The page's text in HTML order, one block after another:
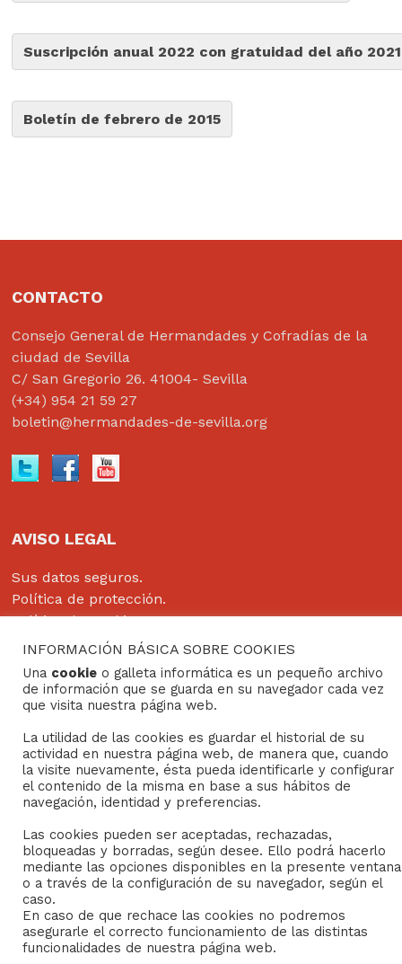
Suscripción anual 2022 con gratuidad del año
Boletín de febrero de 2015
CONTACTO
Consejo General de Hermandades y Cofradías de la
ciudad de Sevilla
C/ San Gregorio 26. 41004- Sevilla
(+34) 954 21 59 27
boletin@hermandades-de-sevilla.org
AVISO LEGAL
Sus datos seguros.
Política de protección.
Política de Cookies.
Copyright © 2022 Grupo Studium Formación
INFORMACIÓN BÁSICA SOBRE COOKIES
Una cookie o galleta informática es un pequeño archivo
de información que se guarda en su navegador cada vez
que visita nuestra página web.
La utilidad de las cookies es guardar el historial de su
actividad en nuestra página web, de manera que, cuando
la visite nuevamente, ésta pueda identificarle y configurar
el contenido de la misma en base a sus hábitos de
navegación, identidad y preferencias.
Las cookies pueden ser aceptadas, rechazadas,
bloqueadas y borradas, según desee. Ello podrá hacerlo
mediante las opciones disponibles en la presente ventana
o a través de la configuración de su navegador, según el
caso.
En caso de que rechace las cookies no podremos
asegurarle el correcto funcionamiento de las distintas
funcionalidades de nuestra página web.